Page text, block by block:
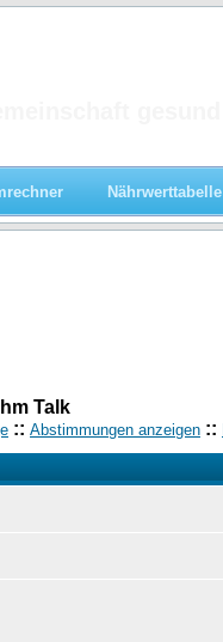
Nährwerttabelle
Talk
:: Abstimmungen anzeigen ::